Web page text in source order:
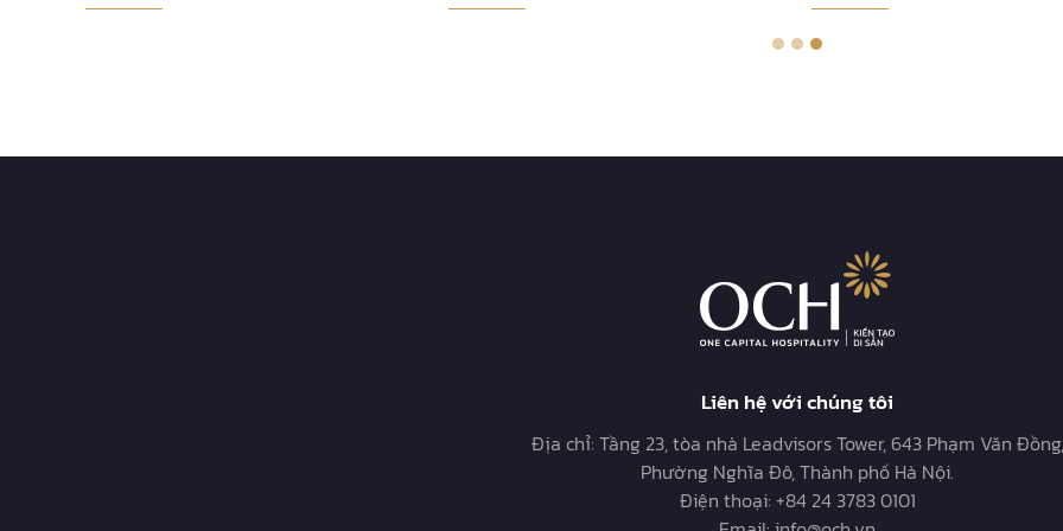
Liên hệ với chúng tôi
Địa chỉ: Tầng 23, tòa nhà Leadvisors Tower, 643 Phạm Văn Đồng,
Phường Nghĩa Đô, Thành phố Hà Nội.
Điện thoại: +84 24 3783 0101